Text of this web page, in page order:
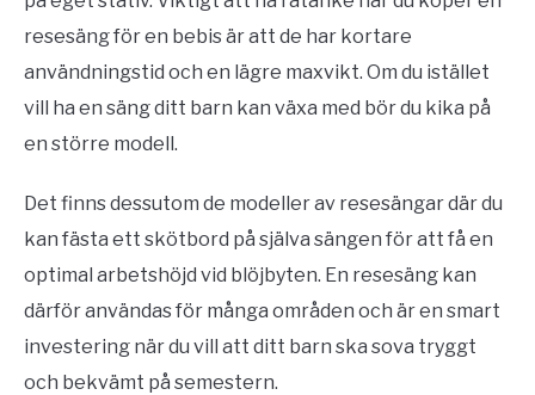
resesäng för en bebis är att de har kortare
användningstid och en lägre maxvikt. Om du istället
vill ha en säng ditt barn kan växa med bör du kika på
en större modell.
Det finns dessutom de modeller av resesängar där du
kan fästa ett skötbord på själva sängen för att få en
optimal arbetshöjd vid blöjbyten. En resesäng kan
därför användas för många områden och är en smart
investering när du vill att ditt barn ska sova tryggt
och bekvämt på semestern.